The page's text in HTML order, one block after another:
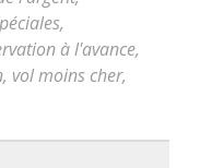
,
à l'avance,
, vol moins cher,